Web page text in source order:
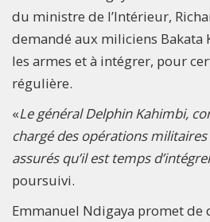
du ministre de l’Intérieur,
demandé aux miliciens Bakata
les armes et à intégrer, pour
régulière.
«Le général Delphin Kahimbi,
chargé des opérations militaires
assurés qu’il est temps
poursuivi.
Emmanuel Ndigaya promet de